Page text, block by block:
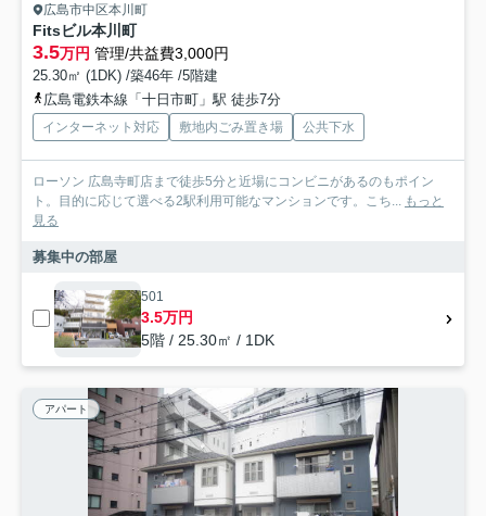
広島市中区本川町
Fitsビル本川町
3.5万円 管理/共益費3,000円
25.30㎡ (1DK) /築46年 /5階建
広島電鉄本線「十日市町」駅 徒歩7分
インターネット対応 敷地内ごみ置き場 公共下水
ローソン 広島寺町店まで徒歩5分と近場にコンビニがあるのもポイン
ト。目的に応じて選べる2駅利用可能なマンションです。こち...
もっと
見る
募集中の部屋
501
3.5万円
5階 / 25.30㎡ / 1DK
アパート